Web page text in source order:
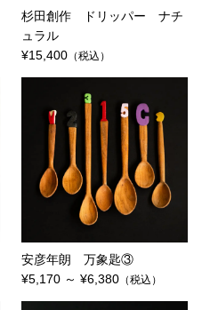
杉田創作 ドリッパー ナチ
ュラル
¥15,400 （税込）
安彦年朗 万象匙③
¥5,170 ～ ¥6,380 （税込）